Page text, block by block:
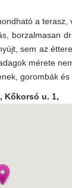
a terasz,
borzalmasan
sem az
mérete
gorombák
Kőkorsó u. 1,